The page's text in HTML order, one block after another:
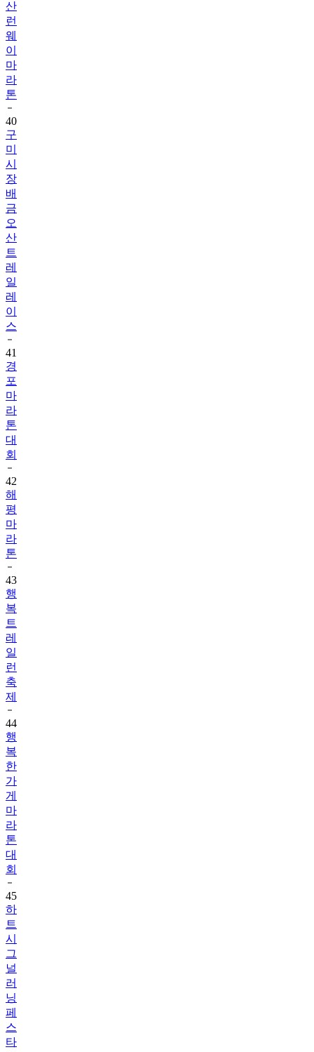
산
런
웨
이
마
라
톤
40
구
미
시
장
배
금
오
산
트
레
일
레
이
스
41
경
포
마
라
톤
대
회
42
해
평
마
라
톤
43
행
복
트
레
일
런
축
제
44
행
복
한
가
게
마
라
톤
대
회
45
하
트
시
그
널
러
닝
페
스
타